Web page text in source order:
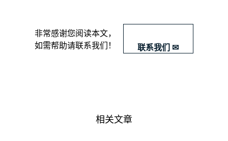
​非常感谢您阅读本文，
如需帮助请联系我们！
联系我们 ✉
相关文章